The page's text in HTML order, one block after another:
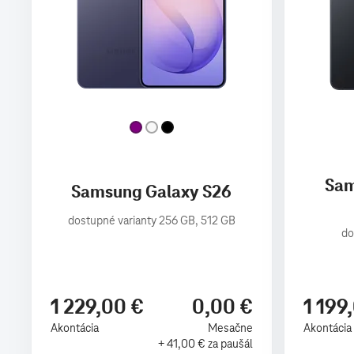
Samsung Galaxy S26
dostupné varianty 256 GB, 512 GB
1 229,00 €
Akontácia
0,00 €
Mesačne
+ 41,00 € za paušál
1
Akontácia